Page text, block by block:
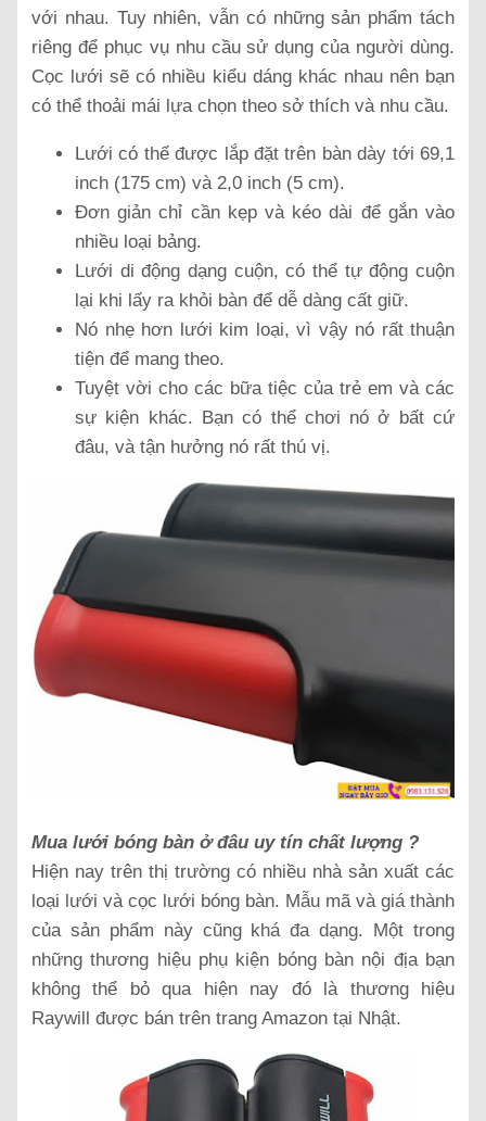
với nhau. Tuy nhiên, vẫn có những sản phẩm tách
riêng để phục vụ nhu cầu sử dụng của người dùng.
Cọc lưới sẽ có nhiều kiểu dáng khác nhau nên bạn
có thể thoải mái lựa chọn theo sở thích và nhu cầu.
Lưới có thể được lắp đặt trên bàn dày tới 69,1
inch (175 cm) và 2,0 inch (5 cm).
Đơn giản chỉ cần kẹp và kéo dài để gắn vào
nhiều loại bảng.
Lưới di động dạng cuộn, có thể tự động cuộn
lại khi lấy ra khỏi bàn để dễ dàng cất giữ.
Nó nhẹ hơn lưới kim loại, vì vậy nó rất thuận
tiện để mang theo.
Tuyệt vời cho các bữa tiệc của trẻ em và các
sự kiện khác. Bạn có thể chơi nó ở bất cứ
đâu, và tận hưởng nó rất thú vị.
Mua lưới bóng bàn ở đâu uy tín chất lượng ?
Hiện nay trên thị trường có nhiều nhà sản xuất các
loại lưới và cọc lưới bóng bàn. Mẫu mã và giá thành
của sản phẩm này cũng khá đa dạng. Một trong
những thương hiệu phụ kiện bóng bàn nội địa bạn
không thể bỏ qua hiện nay đó là thương hiệu
Raywill được bán trên trang Amazon tại Nhật.